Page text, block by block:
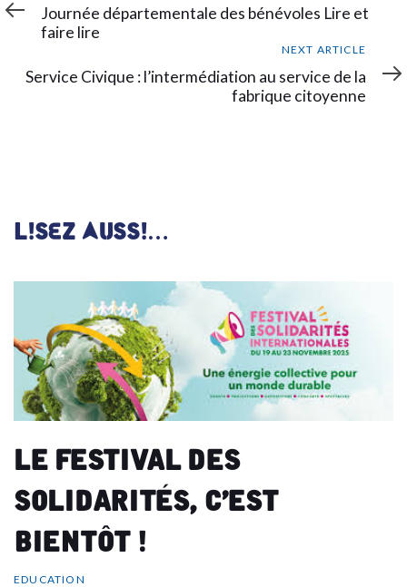
Article
Journée départementale des bénévoles Lire et
faire lire
Article
NEXT ARTICLE
Service Civique : l’intermédiation au service de la
fabrique citoyenne
LISEZ AUSSI…
Le Festival des
Solidarités, c’est
bientôt !
EDUCATION